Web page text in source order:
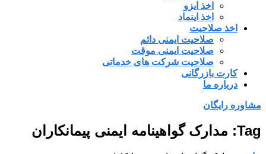
اخذ ایزو
اخذ اینماد
اخذ صلاحیت
صلاحیت ایمنی دائم
صلاحیت ایمنی موقت
صلاحیت شرکت های خدماتی
کارت بازرگانی
درباره ما
مشاوره رایگان
Tag: مدارک گواهینامه ایمنی پیمانکاران